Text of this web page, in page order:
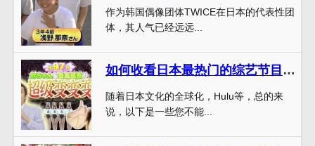
作为韩国偶像团体TWICE在日本的代表性团
体，其人气已经远远...
如何收看日本最热门的综艺节目？为你推荐最好看的节目
随着日本文化的全球化，Hulu等，总的来
说，以下是一些您不能...